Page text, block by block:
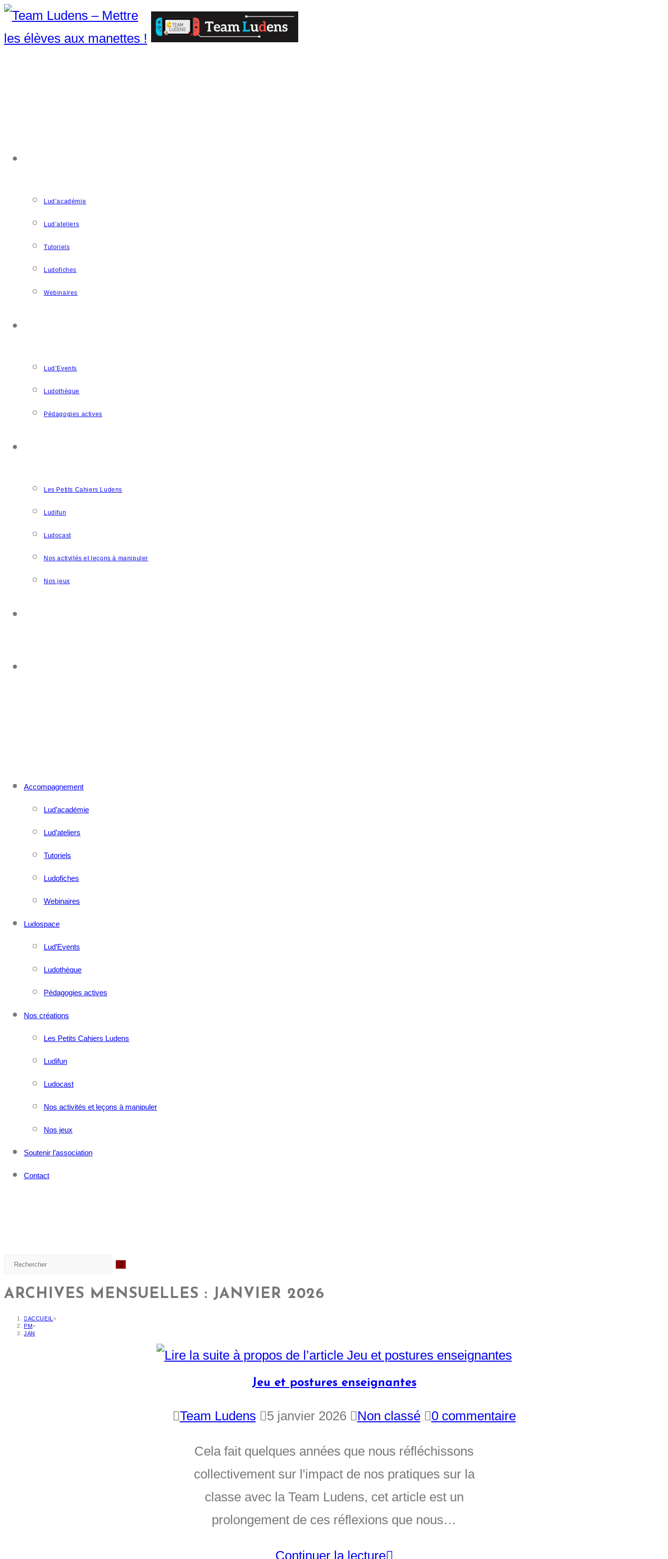
Lud’académie
Lud’ateliers
Tutoriels
Ludofiches
Webinaires
Lud’Events
Ludothèque
Pédagogies actives
Les Petits Cahiers Ludens
Ludifun
Ludocast
Nos activités et leçons à manipuler
Nos jeux
Accompagnement
Lud’académie
Lud’ateliers
Tutoriels
Ludofiches
Webinaires
Ludospace
Lud’Events
Ludothèque
Pédagogies actives
Nos créations
Les Petits Cahiers Ludens
Ludifun
Ludocast
Nos activités et leçons à manipuler
Nos jeux
Soutenir l’association
Contact
ARCHIVES MENSUELLES : JANVIER 2026
ACCUEIL >
PM>
JAN
Jeu et postures enseignantes
Team Ludens 5 janvier 2026 Non classé 0 commentaire
Cela fait quelques années que nous réfléchissons
collectivement sur l'impact de nos pratiques sur la
classe avec la Team Ludens, cet article est un
prolongement de ces réflexions que nous…
Continuer la lecture